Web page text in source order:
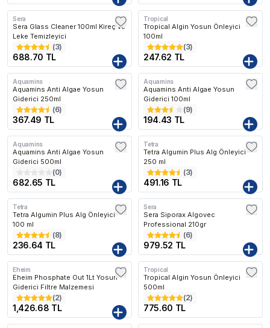
Sera
Sera Glass Cleaner 100ml Kireç ve
Leke Temizleyici
(3)
688.70 TL
Tropical
Tropical Algin Yosun Önleyici
100ml
(3)
247.62 TL
Aquamins
Aquamins Anti Algae Yosun
Giderici 250ml
(6)
367.49 TL
Aquamins
Aquamins Anti Algae Yosun
Giderici 100ml
(9)
194.43 TL
Aquamins
Aquamins Anti Algae Yosun
Giderici 500ml
(0)
682.65 TL
Tetra
Tetra Algumin Plus Alg Önleyici
250 ml
(3)
491.16 TL
Tetra
Tetra Algumin Plus Alg Önleyici
100 ml
(8)
236.64 TL
Kargo Bedava
Sera
Sera Siporax Algovec
Professional 210gr
(6)
979.52 TL
Kargo Bedava
Eheim
Eheim Phosphate Out 1Lt Yosun
Giderici Filtre Malzemesi
(2)
1,426.68 TL
Tropical
Tropical Algin Yosun Önleyici
500ml
(2)
775.60 TL